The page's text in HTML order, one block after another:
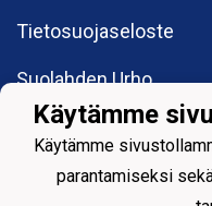
Tietosuojaseloste
Suolahden Urho
Sumiaistentie 27
44200 Suolahti
Käytämme
Käytämme
parantamiseksi